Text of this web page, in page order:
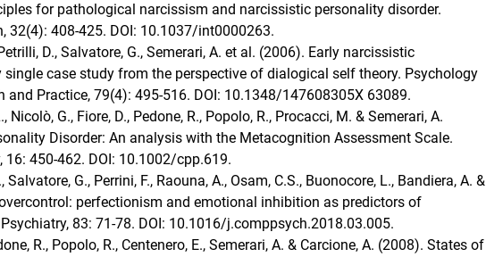
for pathological narcissism and narcissistic personality disorder.
32(4): 408-425. DOI: 10.1037/int0000263.
D., Salvatore, G., Semerari, A. et al. (2006). Early narcissistic
case study from the perspective of dialogical self theory. Psychology
and Practice, 79(4): 495-516. DOI: 10.1348/147608305X 63089.
Nicolò, G., Fiore, D., Pedone, R., Popolo, R., Procacci, M. & Semerari, A.
Disorder: An analysis with the Metacognition Assessment Scale.
450-462. DOI: 10.1002/cpp.619.
G., Perrini, F., Raouna, A., Osam, C.S., Buonocore, L., Bandiera, A. &
perfectionism and emotional inhibition as predictors of
83: 71-78. DOI: 10.1016/j.comppsych.2018.03.005.
R., Popolo, R., Centenero, E., Semerari, A. & Carcione, A. (2008). States of